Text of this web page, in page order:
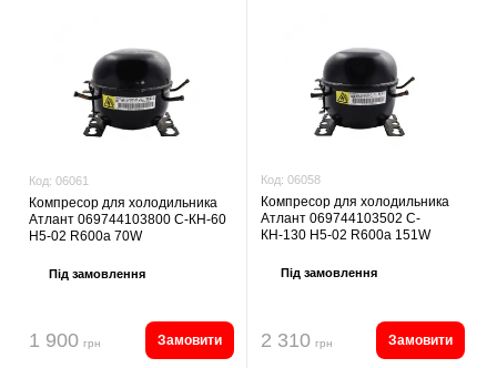
Код: 06061
Компресор для холодильника
Атлант 069744103800 С-КН-60
Н5-02 R600a 70W
Під замовлення
1 900 грн Замовити
Код: 06058
Компресор для холодильника
Атлант 069744103502 С-
КН-130 Н5-02 R600a 151W
Під замовлення
2 310 грн Замовити